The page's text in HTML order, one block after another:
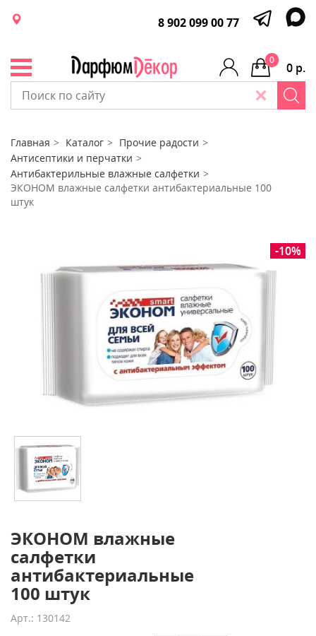
8 902 099 00 77
0 р.
0
Главная Каталог
Прочие радости
Антисептики и перчатки
Антибактерильные влажные салфетки
ЭКОНОМ влажные салфетки антибактериальные 100
штук
-10%
ЭКОНОМ влажные
салфетки
антибактериальные
100 штук
Арт.: 130142